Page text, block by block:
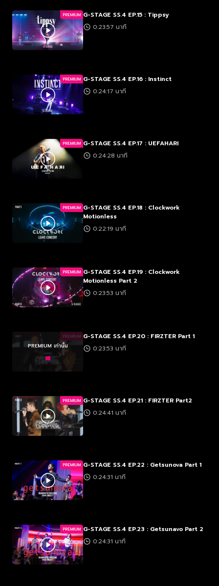
PREMIUM G-STAGE SS.4 EP.15 : Tippsy
0:23:57 นาที
PREMIUM G-STAGE SS.4 EP.16 : Instinct
0:24:17 นาที
PREMIUM G-STAGE SS.4 EP.17 : UEFAHARI
0:24:28 นาที
PREMIUM G-STAGE SS.4 EP.18 : Clockwork
Motionless
0:22:19 นาที
PREMIUM G-STAGE SS.4 EP.19 : Clockwork
Motionless Part 2
0:23:53 นาที
PREMIUM
PREMIUM เท่านั้น
G-STAGE SS.4 EP.20 : FIRZTER Part 1
0:23:53 นาที
PREMIUM G-STAGE SS.4 EP.21 : FIRZTER Part2
0:24:41 นาที
PREMIUM G-STAGE SS.4 EP.22 : Getsunova Part 1
0:24:31 นาที
PREMIUM G-STAGE SS.4 EP.23 : Getsunavo Part 2
0:24:31 นาที